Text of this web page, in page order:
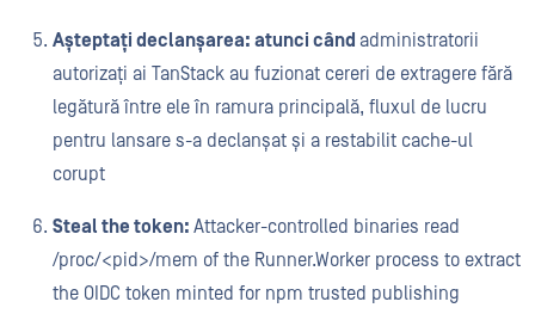
Așteptați declanșarea: atunci când administratorii
autorizați ai TanStack au fuzionat cereri de extragere fără
legătură între ele în ramura principală, fluxul de lucru
pentru lansare s-a declanșat și a restabilit cache-ul
corupt
Steal the token: Attacker-controlled binaries read
/proc/<pid>/mem of the Runner.Worker process to extract
the OIDC token minted for npm trusted publishing